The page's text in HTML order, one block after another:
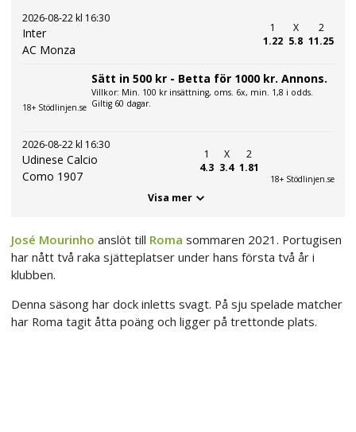
2026-08-22 kl 16:30
Inter
AC Monza
1
1.22
X
5.8
2
11.25
18+ Stödlinjen.se
Sätt in 500 kr - Betta för 1000 kr. Annons.
Villkor: Min. 100 kr insättning, oms. 6x, min. 1,8 i odds.
Giltig 60 dagar.
2026-08-22 kl 16:30
Udinese Calcio
Como 1907
1
4.3
X
3.4
2
1.81
18+ Stödlinjen.se
Visa mer
José Mourinho anslöt till Roma sommaren 2021. Portugisen
har nått två raka sjätteplatser under hans första två år i
klubben.
Denna säsong har dock inletts svagt. På sju spelade matcher
har Roma tagit åtta poäng och ligger på trettonde plats.